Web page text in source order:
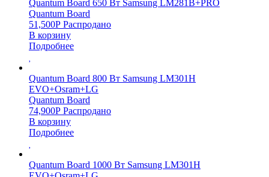
Quantum Board 650 Вт Samsung LM281B+PRO
Quantum Board
51,500Р Распродано
В корзину
Подробнее
Quantum Board 800 Вт Samsung LM301H
EVO+Osram+LG
Quantum Board
74,900Р Распродано
В корзину
Подробнее
Quantum Board 1000 Вт Samsung LM301H